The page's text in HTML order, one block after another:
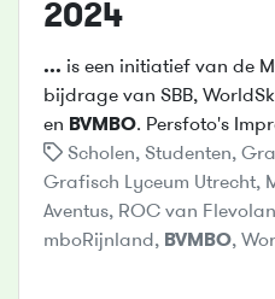
2024
... is een initiatief van de
bijdrage van SBB,
en BVMBO. Persfoto's
Scholen, Studenten,
Grafisch Lyceum Utrecht,
Aventus, ROC van
mboRijnland, BVMBO,